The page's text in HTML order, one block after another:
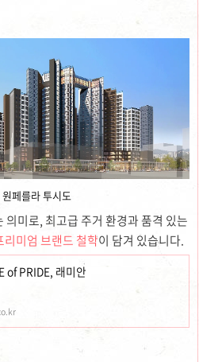
페를라 투시도
미로, 최고급 주거 환경과 품격 있는
리미엄 브랜드 철학이 담겨 있습니다.
of PRIDE, 래미안